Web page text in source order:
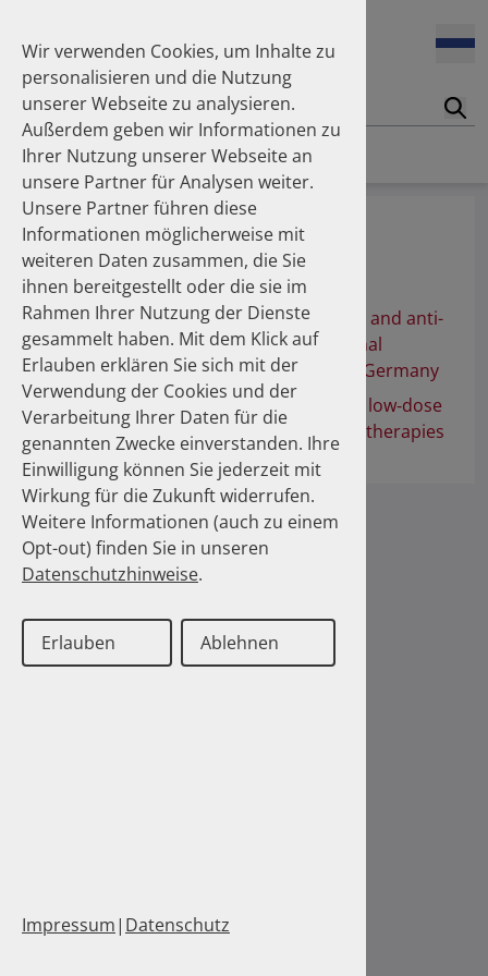
Homepage Publikationen Über die Autoren
Dr. Boeddinghaus, Jasper
Publikationen
Underuse of long-term antithrombotic and anti-
inflammatory therapies: a cross-national
comparison between Switzerland and Germany
Temporal trends in the prescription of low‑dose
antithrombotic and anti‑inflammatory therapies
in Germany (2022–2024)
Wir verwenden Cookies, um Inhalte zu
personalisieren und die Nutzung
unserer Webseite zu analysieren.
Außerdem geben wir Informationen zu
Ihrer Nutzung unserer Webseite an
unsere Partner für Analysen weiter.
Unsere Partner führen diese
Informationen möglicherweise mit
weiteren Daten zusammen, die Sie
ihnen bereitgestellt oder die sie im
Rahmen Ihrer Nutzung der Dienste
gesammelt haben. Mit dem Klick auf
Erlauben erklären Sie sich mit der
Verwendung der Cookies und der
Verarbeitung Ihrer Daten für die
genannten Zwecke einverstanden. Ihre
Einwilligung können Sie jederzeit mit
Wirkung für die Zukunft widerrufen.
Weitere Informationen (auch zu einem
Opt-out) finden Sie in unseren
Datenschutzhinweise.
Erlauben Ablehnen
Impressum| Datenschutz